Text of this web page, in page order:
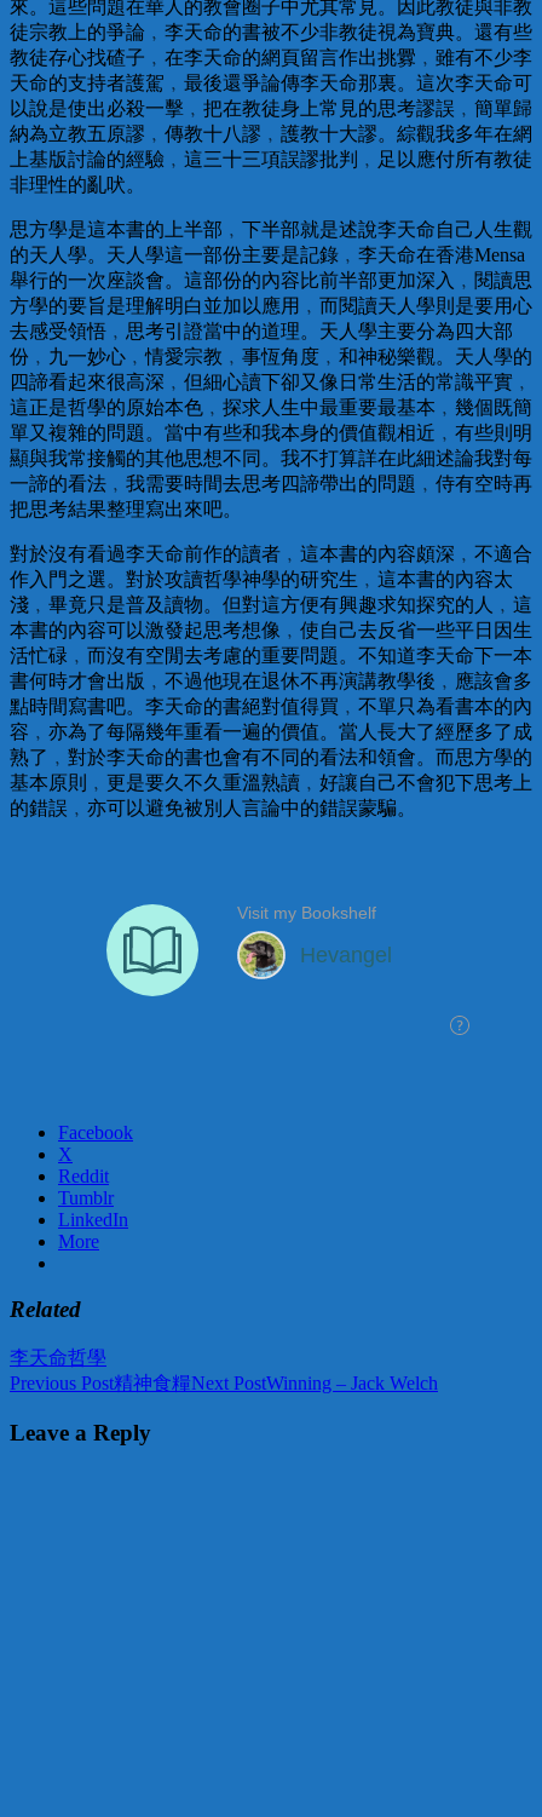
來。這些問題在華人的教會圈子中尤其常見。因此教徒與非教
徒宗教上的爭論﹐李天命的書被不少非教徒視為寶典。還有些
教徒存心找碴子﹐在李天命的網頁留言作出挑釁﹐雖有不少李
天命的支持者護駕﹐最後還爭論傳李天命那裏。這次李天命可
以說是使出必殺一擊﹐把在教徒身上常見的思考謬誤﹐簡單歸
納為立教五原謬﹐傳教十八謬﹐護教十大謬。綜觀我多年在網
上基版討論的經驗﹐這三十三項誤謬批判﹐足以應付所有教徒
非理性的亂吠。
思方學是這本書的上半部﹐下半部就是述說李天命自己人生觀
的天人學。天人學這一部份主要是記錄﹐李天命在香港Mensa
舉行的一次座談會。這部份的內容比前半部更加深入﹐閱讀思
方學的要旨是理解明白並加以應用﹐而閱讀天人學則是要用心
去感受領悟﹐思考引證當中的道理。天人學主要分為四大部
份﹐九一妙心﹐情愛宗教﹐事恆角度﹐和神秘樂觀。天人學的
四諦看起來很高深﹐但細心讀下卻又像日常生活的常識平實﹐
這正是哲學的原始本色﹐探求人生中最重要最基本﹐幾個既簡
單又複雜的問題。當中有些和我本身的價值觀相近﹐有些則明
顯與我常接觸的其他思想不同。我不打算詳在此細述論我對每
一諦的看法﹐我需要時間去思考四諦帶出的問題﹐侍有空時再
把思考結果整理寫出來吧。
對於沒有看過李天命前作的讀者﹐這本書的內容頗深﹐不適合
作入門之選。對於攻讀哲學神學的研究生﹐這本書的內容太
淺﹐畢竟只是普及讀物。但對這方便有興趣求知探究的人﹐這
本書的內容可以激發起思考想像﹐使自己去反省一些平日因生
活忙碌﹐而沒有空閒去考慮的重要問題。不知道李天命下一本
書何時才會出版﹐不過他現在退休不再演講教學後﹐應該會多
點時間寫書吧。李天命的書絕對值得買﹐不單只為看書本的內
容﹐亦為了每隔幾年重看一遍的價值。當人長大了經歷多了成
熟了﹐對於李天命的書也會有不同的看法和領會。而思方學的
基本原則﹐更是要久不久重溫熟讀﹐好讓自己不會犯下思考上
的錯誤﹐亦可以避免被別人言論中的錯誤蒙騙。
Facebook
X
Reddit
Tumblr
LinkedIn
More
Related
李天命哲學
Post
navigation
Previous Post精神食糧Next PostWinning – Jack Welch
Leave a Reply